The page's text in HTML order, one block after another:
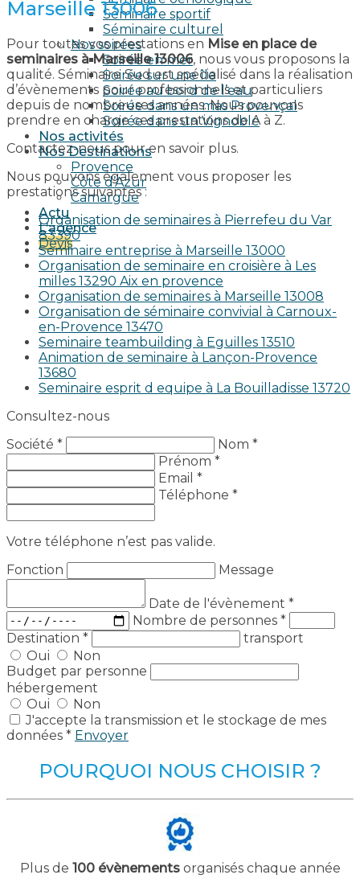
Séminaire sportif
Séminaire culturel
Nos soirées
Soirée en mer
Soirée sur une île
Soirée au bord de l’eau
Soirée dans un mas Provençal
Soirée dans un Vignoble
Nos activités
Nos Destinations
Provence
Côte d’Azur
Camargue
Actu
L’agence
Devis
Marseille 13006
Pour toutes vos prestations en Mise en place de
seminaires à Marseille 13006, nous vous proposons la
qualité. Séminaire Sud est spécialisé dans la réalisation
d’évènements pour professionnels et particuliers
depuis de nombreuses années. Nous pouvons
prendre en charge ces prestations de A à Z.
Contactez-nous pour en savoir plus.
Nous pouvons également vous proposer les
prestations suivantes :
Organisation de seminaires à Pierrefeu du Var
83390
Seminaire entreprise à Marseille 13000
Organisation de seminaire en croisière à Les
milles 13290 Aix en provence​
Organisation de seminaires à Marseille 13008
Organisation de séminaire convivial à Carnoux-
en-Provence 13470
Seminaire teambuilding à Eguilles 13510
Animation de seminaire à Lançon-Provence
13680
Seminaire esprit d equipe à La Bouilladisse 13720
Consultez-nous
Société *
Nom *
Prénom *
Email *
Téléphone *
Votre téléphone n’est pas valide.
Fonction
Message
Date de l'évènement *
Nombre de personnes *
Destination *
transport
Oui
Non
Budget par personne
hébergement
Oui
Non
J'accepte la transmission et le stockage de mes
données * Envoyer
POURQUOI NOUS CHOISIR ?
Plus de 100 évènementsorganisés chaque année